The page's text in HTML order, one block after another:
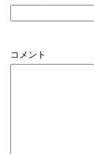
コメント